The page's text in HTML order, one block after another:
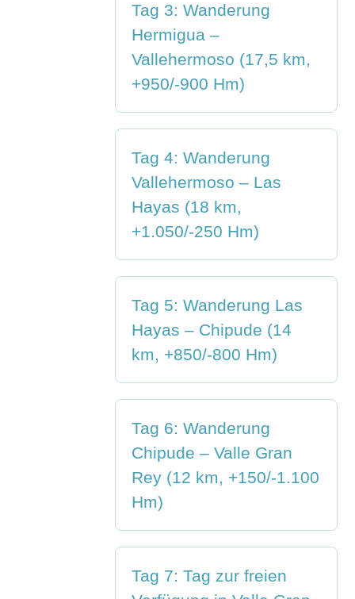
Tag 3: Wanderung
Hermigua –
Vallehermoso (17,5 km,
+950/-900 Hm)
Tag 4: Wanderung
Vallehermoso – Las
Hayas (18 km,
+1.050/-250 Hm)
Tag 5: Wanderung Las
Hayas – Chipude (14
km, +850/-800 Hm)
Tag 6: Wanderung
Chipude – Valle Gran
Rey (12 km, +150/-1.100
Hm)
Tag 7: Tag zur freien